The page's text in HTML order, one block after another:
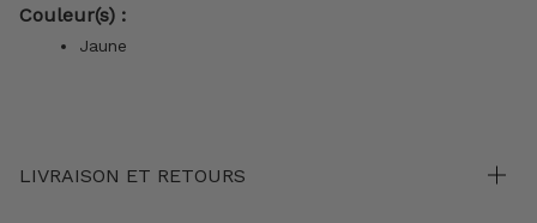
Couleur(s) :
Jaune
LIVRAISON ET RETOURS